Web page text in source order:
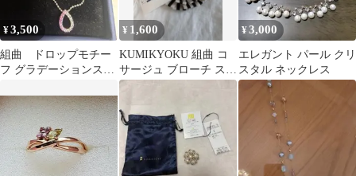
¥3,500
組曲 ドロップモチー
フ グラデーションスト
シルバー
¥ 1,600
KUMIKYOKU 組曲 コ
サージュ ブローチ スト
ライプ パール
¥3,000
エレガント パール クリ
スタル ネックレス